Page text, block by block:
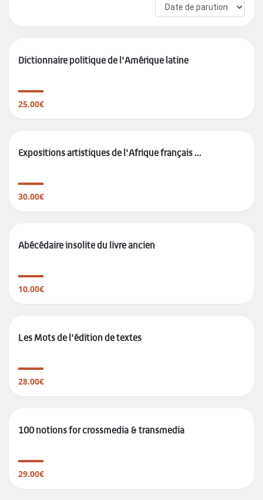
Dictionnaire politique de l'Amérique latine
25.00€
Expositions artistiques de l'Afrique français ...
30.00€
Abécédaire insolite du livre ancien
10.00€
Les Mots de l'édition de textes
28.00€
100 notions for crossmedia & transmedia
29.00€